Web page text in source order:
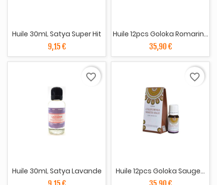
Huile 30mL Satya Super Hit
9,15 €
Huile 12pcs Goloka Romarin...
35,90 €
Huile 30mL Satya Lavande
favorite_border
Huile 12pcs Goloka Sauge...
favorite_border